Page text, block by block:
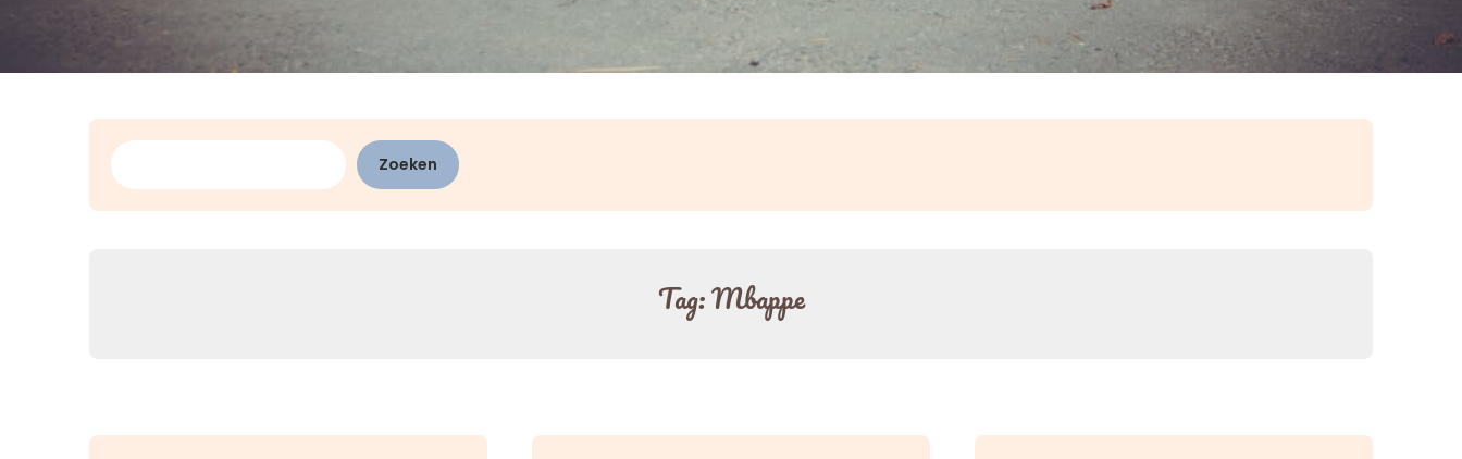
Zoeken
Zoeken
Tag:Mbappe